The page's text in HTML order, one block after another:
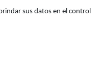
sus datos en el control